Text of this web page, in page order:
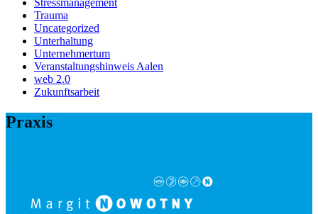
Stressmanagement
Trauma
Uncategorized
Unterhaltung
Unternehmertum
Veranstaltungshinweis Aalen
web 2.0
Zukunftsarbeit
Praxis